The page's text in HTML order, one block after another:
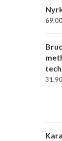
69.00
31.90